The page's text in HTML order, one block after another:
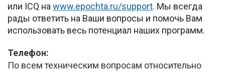
или ICQ на www.epochta.ru/support. Мы всегда
рады ответить на Ваши вопросы и помочь Вам
использовать весь потенциал наших программ.
Телефон:
По всем техническим вопросам относительно